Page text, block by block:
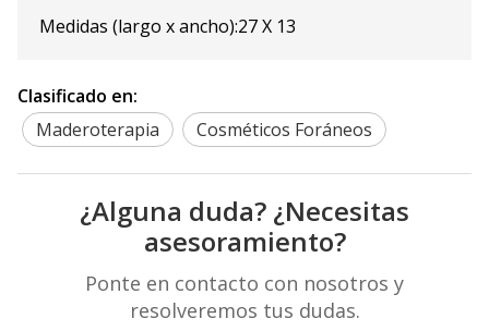
Medidas (largo x ancho):27 X 13
Clasificado en:
Maderoterapia
Cosméticos Foráneos
¿Alguna duda? ¿Necesitas
asesoramiento?
Ponte en contacto con nosotros y
resolveremos tus dudas.